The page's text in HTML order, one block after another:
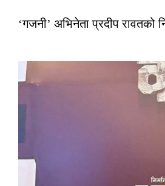
‘गजनी’ अभिनेता प्रदीप रावतको